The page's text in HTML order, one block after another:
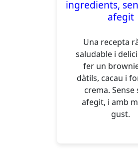
ingredients,
afegit
Una recepta
saludable i
fer un
dàtils, cacau i
crema. Sense
afegit, i amb
gust.